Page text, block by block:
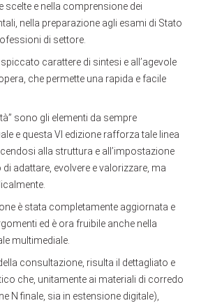
scelte e nella comprensione dei
nella preparazione agli esami di Stato
di settore.
carattere di sintesi e all’agevole
che permette una rapida e facile
sono gli elementi da sempre
e questa VI edizione rafforza tale linea
alla struttura e all’impostazione
adattare, evolvere e valorizzare, ma
è stata completamente aggiornata e
ed è ora fruibile anche nella
multimediale.
consultazione, risulta il dettagliato e
che, unitamente ai materiali di corredo
N finale, sia in estensione digitale),